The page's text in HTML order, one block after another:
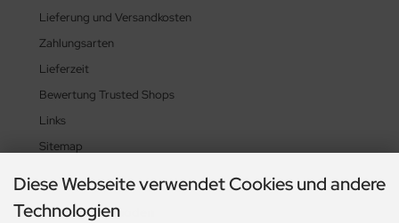
Lieferung und Versandkosten
Zahlungsarten
Lieferzeit
Bewertung Trusted Shops
Links
Sitemap
Zahlungsmethoden
Diese Webseite verwendet Cookies und andere
Technologien